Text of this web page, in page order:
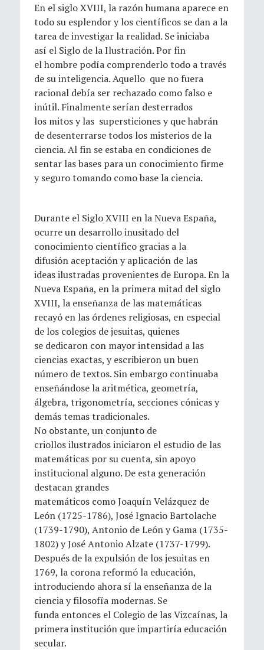
En el siglo XVIII, la razón humana aparece en
todo su esplendor y los científicos se dan a la
tarea de investigar la realidad. Se iniciaba
así el Siglo de la Ilustración. Por fin
el hombre podía comprenderlo todo a través
de su inteligencia. Aquello que no fuera
racional debía ser rechazado como falso e
inútil. Finalmente serían desterrados
los mitos y las supersticiones y que habrán
de desenterrarse todos los misterios de la
ciencia. Al fin se estaba en condiciones de
sentar las bases para un conocimiento firme
y seguro tomando como base la ciencia.
Durante el Siglo XVIII en la Nueva España,
ocurre un desarrollo inusitado del
conocimiento científico gracias a la
difusión aceptación y aplicación de las
ideas ilustradas provenientes de Europa. En la
Nueva España, en la primera mitad del siglo
XVIII, la enseñanza de las matemáticas
recayó en las órdenes religiosas, en especial
de los colegios de jesuitas, quienes
se dedicaron con mayor intensidad a las
ciencias exactas, y escribieron un buen
número de textos. Sin embargo continuaba
enseñándose la aritmética, geometría,
álgebra, trigonometría, secciones cónicas y
demás temas tradicionales.
No obstante, un conjunto de
criollos ilustrados iniciaron el estudio de las
matemáticas por su cuenta, sin apoyo
institucional alguno. De esta generación
destacan grandes
matemáticos como Joaquín Velázquez de
León (1725-1786), José Ignacio Bartolache
(1739-1790), Antonio de León y Gama (1735-
1802) y José Antonio Alzate (1737-1799).
Después de la expulsión de los jesuitas en
1769, la corona reformó la educación,
introduciendo ahora sí la enseñanza de la
ciencia y filosofía modernas. Se
funda entonces el Colegio de las Vizcaínas, la
primera institución que impartiría educación
secular.